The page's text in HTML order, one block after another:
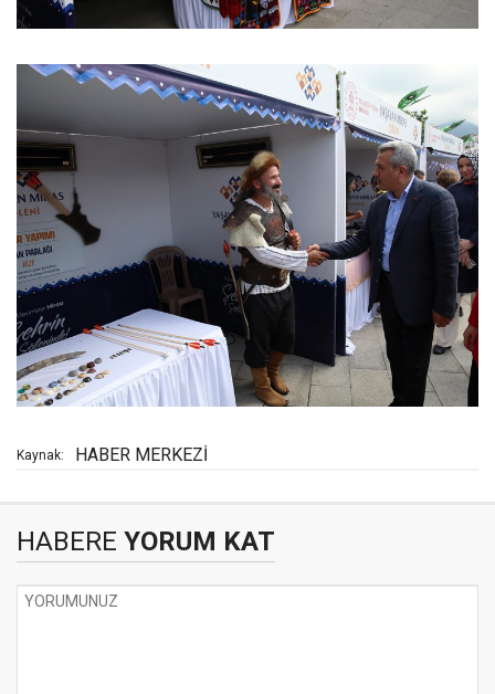
Kaynak: HABER MERKEZİ
HABERE YORUM KAT